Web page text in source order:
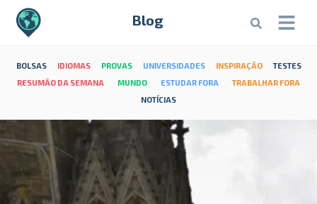
Blog
BOLSAS IDIOMAS PROVAS UNIVERSIDADES INSPIRAÇÃO
TESTES
RESUMÃO DA SEMANA
MUNDO ESTUDAR FORA
TRABALHAR FORA
NOTÍCIAS